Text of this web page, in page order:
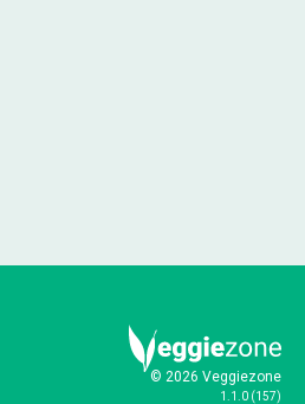
© 2026 Veggiezone
1.1.0 (157)